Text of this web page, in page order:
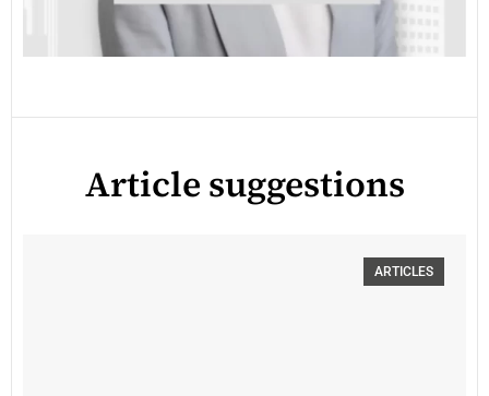
Article suggestions
ARTICLES